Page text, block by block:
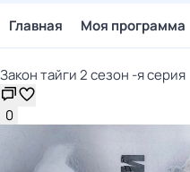
Главная Моя программа
Закон тайги 2 сезон -я серия
0